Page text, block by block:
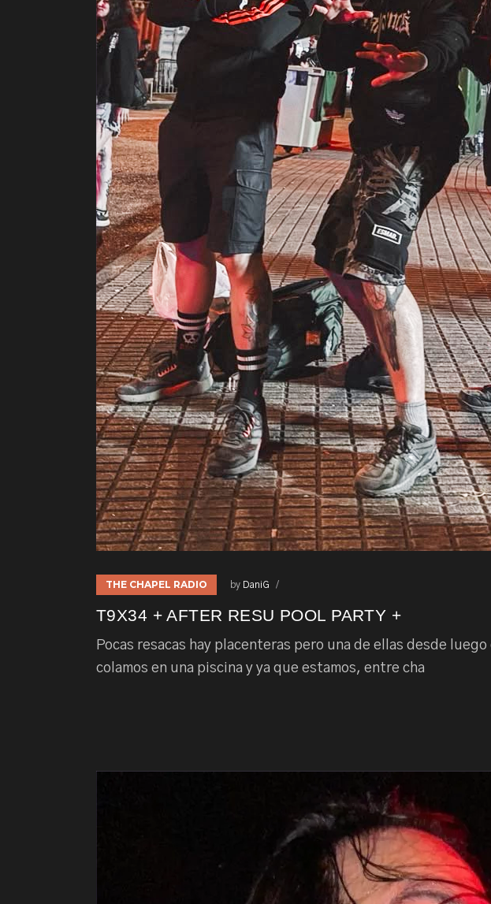
THE CHAPEL RADIO by DaniG
T9X34 + AFTER RESU POOL PARTY +
Pocas resacas hay placenteras pero una de ellas desde
colamos en una piscina y ya que estamos, entre cha